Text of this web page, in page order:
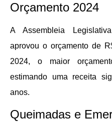
Orçamento 2024
A Assembleia
aprovou o orçamento de
2024, o maior
estimando uma receita
anos.
Queimadas e